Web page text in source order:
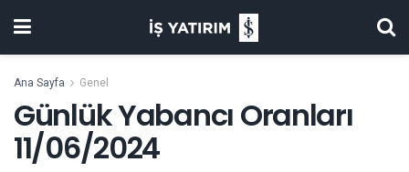
Ana Sayfa Genel
Günlük Yabancı Oranları
11/06/2024